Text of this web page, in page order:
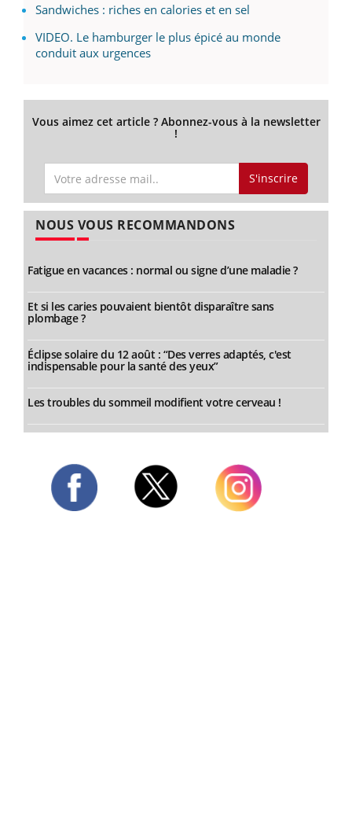
Sandwiches : riches en calories et en sel
VIDEO. Le hamburger le plus épicé au monde
conduit aux urgences
Vous aimez cet article ? Abonnez-vous à la newsletter
!
S'inscrire
NOUS VOUS RECOMMANDONS
Fatigue en vacances : normal ou signe d’une maladie ?
Et si les caries pouvaient bientôt disparaître sans
plombage ?
Éclipse solaire du 12 août : “Des verres adaptés, c'est
indispensable pour la santé des yeux”
Les troubles du sommeil modifient votre cerveau !